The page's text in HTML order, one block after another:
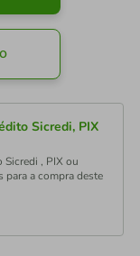
Sicredi, PIX
Sicredi , PIX ou
a compra deste